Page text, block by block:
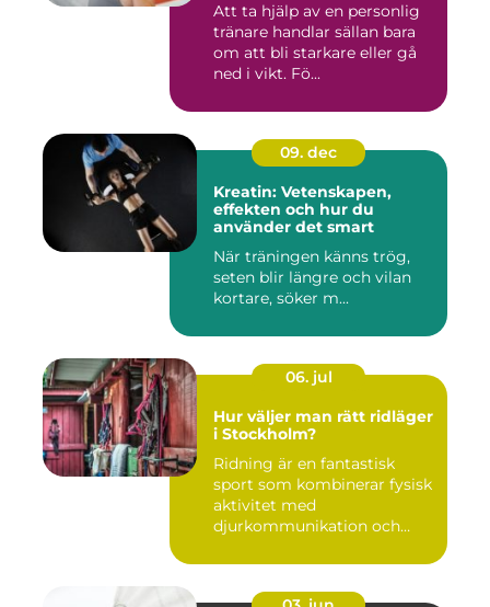
Att ta hjälp av en personlig
tränare handlar sällan bara
om att bli starkare eller gå
ned i vikt. Fö...
09. dec
Kreatin: Vetenskapen,
effekten och hur du
använder det smart
När träningen känns trög,
seten blir längre och vilan
kortare, söker m...
06. jul
Hur väljer man rätt ridläger
i Stockholm?
Ridning är en fantastisk
sport som kombinerar fysisk
aktivitet med
djurkommunikation och